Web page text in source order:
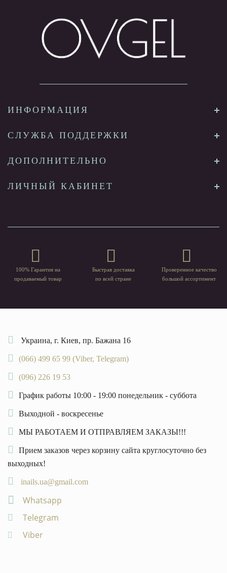
ИНФОРМАЦИЯ
СЛУЖБА ПОДДЕРЖКИ
ДОПОЛНИТЕЛЬНО
ЛИЧНЫЙ КАБИНЕТ
100% Гарантия на
продаваемый товар
Быстрая доставка
по всей стране
Проверенное качество
большой ассортимент
Украина, г. Киев, пр. Бажана 16
(066) 499 65 99 (Viber, Telegram)
(096) 226 19 53
График работы 10:00 - 19:00 понедельник - суббота
Выходной - воскресенье
МЫ РАБОТАЕМ И ОТПРАВЛЯЕМ ЗАКАЗЫ!!!
Прием заказов через корзину сайта круглосуточно без
выходных!
inails.ua@gmail.com
Whatsapp
Telegram
Viber